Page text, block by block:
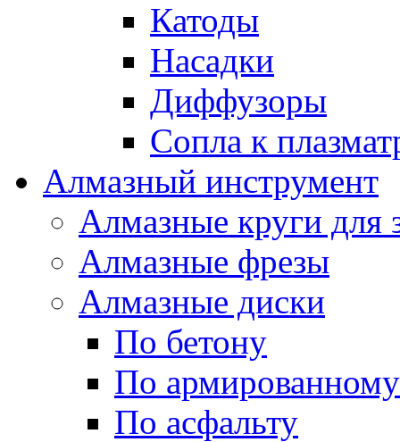
Катоды
Насадки
Диффузоры
Сопла к
Алмазный инструмент
Алмазные круги для
Алмазные фрезы
Алмазные диски
По бетону
По
По асфальту